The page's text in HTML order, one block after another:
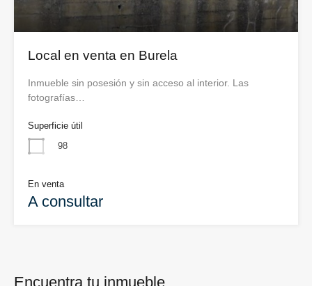
Local en venta en Burela
Inmueble sin posesión y sin acceso al interior. Las
fotografías…
Superficie útil
98
En venta
A consultar
Encuentra tu inmueble